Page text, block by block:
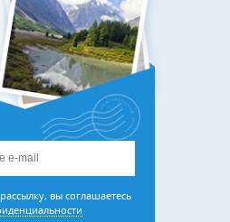
вы соглашаетесь